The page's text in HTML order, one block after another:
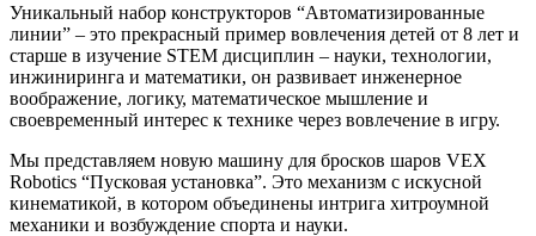
Уникальный набор конструкторов “Автоматизированные
линии” – это прекрасный пример вовлечения детей от 8 лет и
старше в изучение STEM дисциплин – науки, технологии,
инжиниринга и математики, он развивает инженерное
воображение, логику, математическое мышление и
своевременный интерес к технике через вовлечение в игру.
Мы представляем новую машину для бросков шаров VEX
Robotics “Пусковая установка”. Это механизм с искусной
кинематикой, в котором объединены интрига хитроумной
механики и возбуждение спорта и науки.